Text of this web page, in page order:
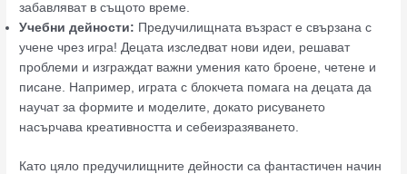
забавляват в същото време.
Учебни дейности: Предучилищната възраст е свързана с
учене чрез игра! Децата изследват нови идеи, решават
проблеми и изграждат важни умения като броене, четене и
писане. Например, играта с блокчета помага на децата да
научат за формите и моделите, докато рисуването
насърчава креативността и себеизразяването.
Като цяло предучилищните дейности са фантастичен начин